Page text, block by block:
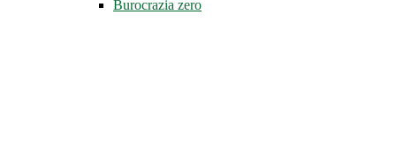
Burocrazia zero